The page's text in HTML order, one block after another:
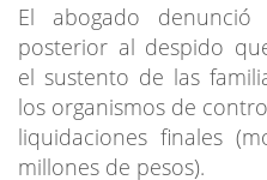
El abogado
posterior al despido
el sustento de las
los organismos de
liquidaciones finales
millones de pesos).